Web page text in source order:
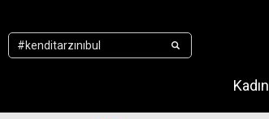
Kadın